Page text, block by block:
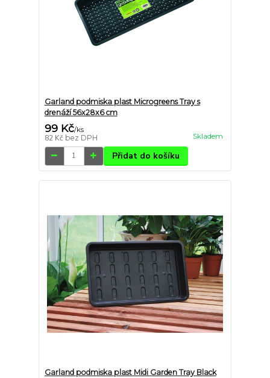
Garland podmiska plast Microgreens Tray s
drenáží 56x28x6 cm
99 Kč/ks
82 Kč bez DPH Skladem
Přidat do košíku
Garland podmiska plast Midi Garden Tray Black